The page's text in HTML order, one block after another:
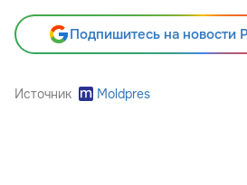
Подпишитесь на новости
Источник Moldpres